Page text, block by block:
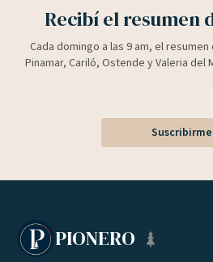
Recibí el resumen
Cada domingo a las 9 am, el
Pinamar, Cariló, Ostende y Valeria del
Suscribirme
PIONERO